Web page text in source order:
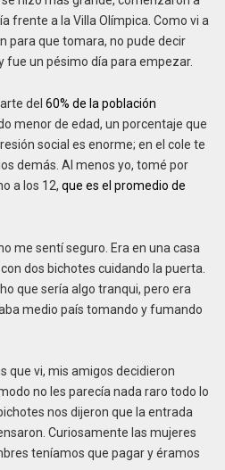
frente a la Villa Olímpica. Como vi a
para que tomara, no pude decir
fue un pésimo día para empezar.
del 60% de la población
menor de edad, un porcentaje que
social es enorme; en el cole te
demás. Al menos yo, tomé por
a los 12, que es el promedio de
me sentí seguro. Era en una casa
dos bichotes cuidando la puerta.
que sería algo tranqui, pero era
medio país tomando y fumando
que vi, mis amigos decidieron
no les parecía nada raro todo lo
nos dijeron que la entrada
Curiosamente las mujeres
teníamos que pagar y éramos